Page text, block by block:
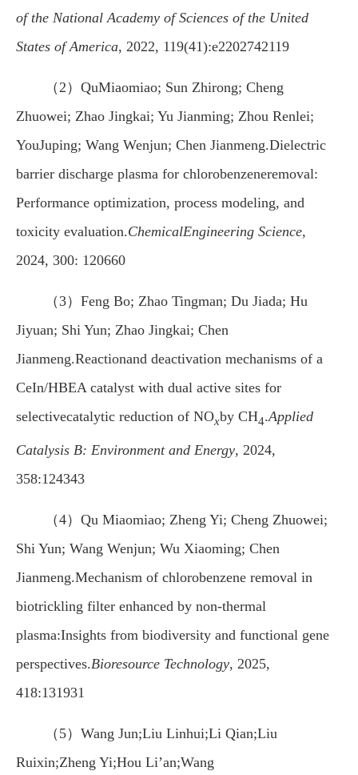
of the National Academy of Sciences of the United
States of America, 2022, 119(41):e2202742119
（2）QuMiaomiao; Sun Zhirong; Cheng
Zhuowei; Zhao Jingkai; Yu Jianming; Zhou Renlei;
YouJuping; Wang Wenjun; Chen Jianmeng.Dielectric
barrier discharge plasma for chlorobenzeneremoval:
Performance optimization, process modeling, and
toxicity evaluation.ChemicalEngineering Science,
2024, 300: 120660
（3）Feng Bo; Zhao Tingman; Du Jiada; Hu
Jiyuan; Shi Yun; Zhao Jingkai; Chen
Jianmeng.Reactionand deactivation mechanisms of a
CeIn/HBEA catalyst with dual active sites for
selectivecatalytic reduction of NOxby CH4.Applied
Catalysis B: Environment and Energy, 2024,
358:124343
（4）Qu Miaomiao; Zheng Yi; Cheng Zhuowei;
Shi Yun; Wang Wenjun; Wu Xiaoming; Chen
Jianmeng.Mechanism of chlorobenzene removal in
biotrickling filter enhanced by non-thermal
plasma:Insights from biodiversity and functional gene
perspectives.Bioresource Technology, 2025,
418:131931
（5）Wang Jun;Liu Linhui;Li Qian;Liu
Ruixin;Zheng Yi;Hou Li’an;Wang